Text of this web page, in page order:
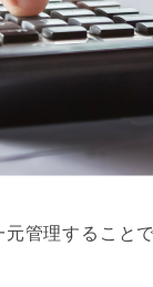
管理すること